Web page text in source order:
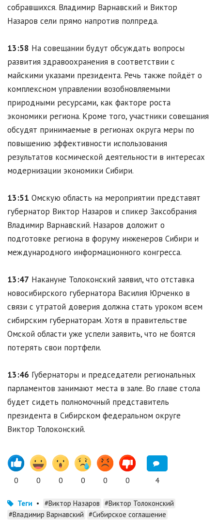
собравшихся. Владимир Варнавский и Виктор
Назаров сели прямо напротив полпреда.
13:58 На совещании будут обсуждать вопросы
развития здравоохранения в соответствии с
майскими указами президента. Речь также пойдёт о
комплексном управлении возобновляемыми
природными ресурсами, как факторе роста
экономики региона. Кроме того, участники совещания
обсудят принимаемые в регионах округа меры по
повышению эффективности использования
результатов космической деятельности в интересах
модернизации экономики Сибири.
13:51 Омскую область на мероприятии представят
губернатор Виктор Назаров и спикер Заксобрания
Владимир Варнавский. Назаров доложит о
подготовке региона в форуму инженеров Сибири и
международного информационного конгресса.
13:47 Накануне Толоконский заявил, что отставка
новосибирского губернатора Василия Юрченко в
связи с утратой доверия должна стать уроком всем
сибирским губернаторам. Хотя в правительстве
Омской области уже успели заявить, что не боятся
потерять свои портфели.
13:46 Губернаторы и председатели региональных
парламентов занимают места в зале. Во главе стола
будет сидеть полномочный представитель
президента в Сибирском федеральном округе
Виктор Толоконский.
0 0 0 0 0 0 4
Теги • #Виктор Назаров #Виктор Толоконский
#Владимир Варнавский #Сибирское соглашение